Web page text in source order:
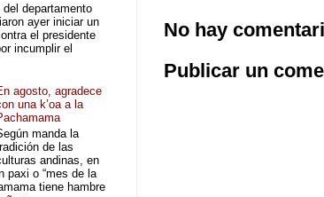
No hay
Publicar un
departamento
ayer iniciar un
el presidente
incumplir el
agosto, agradece
una k’oa a la
manda la
de las
andinas, en
paxi o “mes de la
tiene hambre